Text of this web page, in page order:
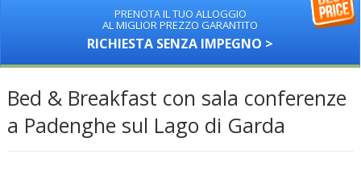
PRENOTA IL TUO ALLOGGIO
AL MIGLIOR PREZZO GARANTITO
RICHIESTA SENZA IMPEGNO >
Bed & Breakfast con sala conferenze
a Padenghe sul Lago di Garda